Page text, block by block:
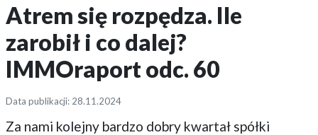
Atrem się rozpędza. Ile
zarobił i co dalej?
IMMOraport odc. 60
Data publikacji: 28.11.2024
Za nami kolejny bardzo dobry kwartał spółki